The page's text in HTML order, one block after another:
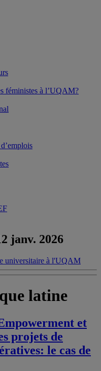
féministes à l’UQAM?
janv. 2026
latine
et
projets de
le cas de